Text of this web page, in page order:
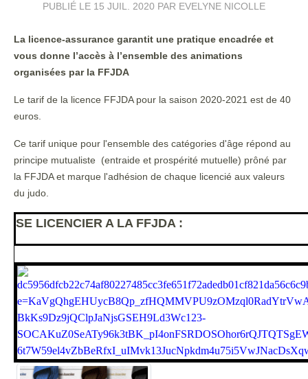
PUBLIÉ LE 15 JUIL. 2020 PAR EVELYNE NICOLLE
La licence-assurance garantit une pratique encadrée et
vous donne l’accès à l’ensemble des animations
organisées par la FFJDA
Le tarif de la licence FFJDA pour la saison 2020-2021 est de 40
euros.
Ce tarif unique pour l'ensemble des catégories d'âge répond au
principe mutualiste (entraide et prospérité mutuelle) prôné par
la FFJDA et marque l'adhésion de chaque licencié aux valeurs
du judo.
SE LICENCIER A LA FFJDA :